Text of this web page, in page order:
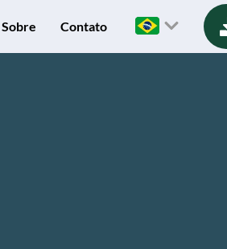
Sobre Contato